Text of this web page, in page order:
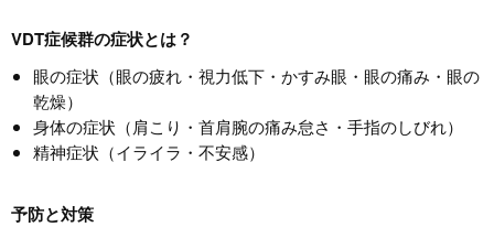
VDT症候群の症状とは？
眼の症状（眼の疲れ・視力低下・かすみ眼・眼の痛み・眼の
乾燥）
身体の症状（肩こり・首肩腕の痛み怠さ・手指のしびれ）
精神症状（イライラ・不安感）
予防と対策